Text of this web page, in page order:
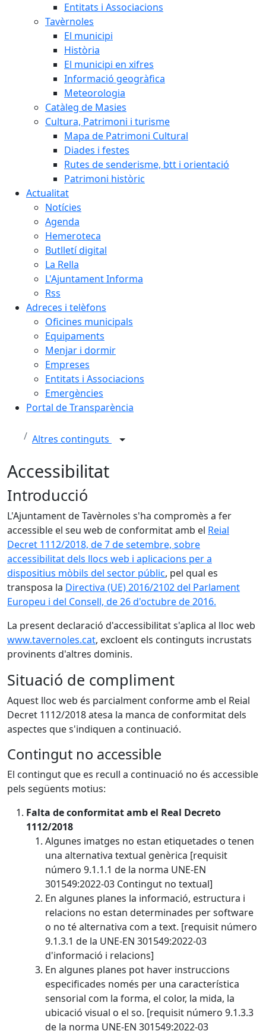
Entitats i Associacions
Tavèrnoles
El municipi
Història
El municipi en xifres
Informació geogràfica
Meteorologia
Catàleg de Masies
Cultura, Patrimoni i turisme
Mapa de Patrimoni Cultural
Diades i festes
Rutes de senderisme, btt i orientació
Patrimoni històric
Actualitat
Notícies
Agenda
Hemeroteca
Butlletí digital
La Rella
L'Ajuntament Informa
Rss
Adreces i telèfons
Oficines municipals
Equipaments
Menjar i dormir
Empreses
Entitats i Associacions
Emergències
Portal de Transparència
Altres continguts
Accessibilitat
Introducció
L'Ajuntament de Tavèrnoles s'ha compromès a fer
accessible el seu web de conformitat amb el Reial
Decret 1112/2018, de 7 de setembre, sobre
accessibilitat dels llocs web i aplicacions per a
dispositius mòbils del sector públic, pel qual es
transposa la Directiva (UE) 2016/2102 del Parlament
Europeu i del Consell, de 26 d'octubre de 2016.
La present declaració d'accessibilitat s'aplica al lloc web
www.tavernoles.cat, excloent els continguts incrustats
provinents d'altres dominis.
Situació de compliment
Aquest lloc web és parcialment conforme amb el Reial
Decret 1112/2018 atesa la manca de conformitat dels
aspectes que s'indiquen a continuació.
Contingut no accessible
El contingut que es recull a continuació no és accessible
pels següents motius:
Falta de conformitat amb el Real Decreto
1112/2018
Algunes imatges no estan etiquetades o tenen
una alternativa textual genèrica [requisit
número 9.1.1.1 de la norma UNE-EN
301549:2022-03 Contingut no textual]
En algunes planes la informació, estructura i
relacions no estan determinades per software
o no té alternativa com a text. [requisit número
9.1.3.1 de la UNE-EN 301549:2022-03
d'informació i relacions]
En algunes planes pot haver instruccions
especificades només per una característica
sensorial com la forma, el color, la mida, la
ubicació visual o el so. [requisit número 9.1.3.3
de la norma UNE-EN 301549:2022-03